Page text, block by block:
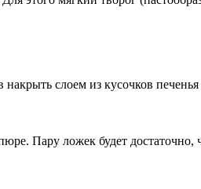
слоем из кусочков
Пару ложек будет